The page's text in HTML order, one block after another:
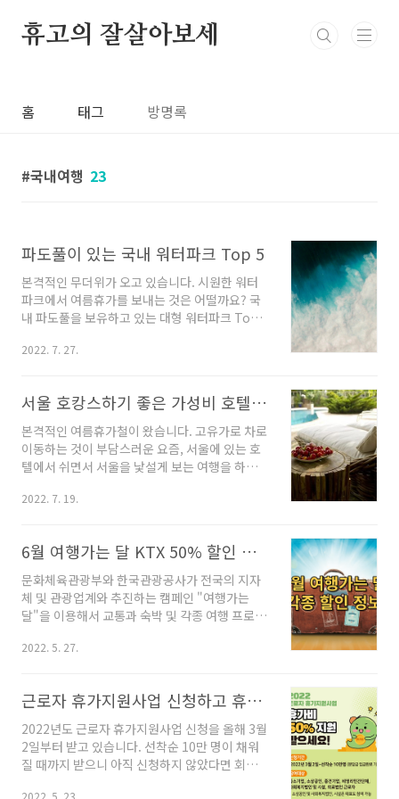
휴고의 잘살아보세
홈 태그 방명록
국내여행 23
파도풀이 있는 국내 워터파크 Top 5
본격적인 무더위가 오고 있습니다. 시원한 워터
파크에서 여름휴가를 보내는 것은 어떨까요? 국
내 파도풀을 보유하고 있는 대형 워터파크 Top 5
파크 이용 요금과 시간 등의 정보도 간략하게 정
안 베이 = 오션월드 = 롯데 워터파크 (2.4m) 국
내 워터파크에서 가장 큰 파도를 자랑하는 곳은
하이원 워터월드의 포세이돈 웨이브이며, 그다음
은 블루원 워터파크의 스톰 웨이브입니다. 그다
음으로 캐리비안 베이, 오션월드, 롯데 워터파크
는 모두 2.4m로 같은 높이의 파도풀을 보유하고
2022. 7. 27.
서울 호캉스하기 좋은 가성비 호텔 베스트 5
본격적인 여름휴가철이 왔습니다. 고유가로 차로
이동하는 것이 부담스러운 요즘, 서울에 있는 호
텔에서 쉬면서 서울을 낯설게 보는 여행을 하는
만 원 전후의 가격으로 가볍게 쉬면서 주변에 맛
성어로 호텔에서 휴가를 보내는 호캉스라는 신조
어가 이젠 더 이상 낯설지 않습니다. 수년 전 '호
캉스'라는 단어를 접했을 때만 해도 재정적으로
여유 있는 사람들의 사치 정도로 느껴졌지만 이
젠 오히려 합리적인 소비를 지향하는 층에서 안
락한 휴가를 보내기 위하는 방법으로 사랑받고
- 가솔린과 디젤, ..
2022. 7. 19.
6월 여행가는 달 KTX 50% 할인 포함 각종 할인정보
문화체육관광부와 한국관광공사가 전국의 지자
체 및 관광업계와 추진하는 캠페인 "여행가는
달"을 이용해서 교통과 숙박 및 각종 여행 프로그
대 50%까지 할인받을 수 있으니 6월 여행기회를
를 활성화시키자는 취지로 문화체육관광부와 한
국관광공사가 추진하는 캠페인입니다. 다양한 할
인 혜택이 있으니 모르고 넘어가기엔 아까운 프
로그램입니다. 6월 2일부터 6.30일까지 받을 수
있는 교통, 숙박, 여행 프로그램의 혜택을 알려드
립니다. 교통 철도, 렌터카, 항공을 아래와 같이
2022. 5. 27.
근로자 휴가지원사업 신청하고 휴가비 20만원 지원받기
2022년도 근로자 휴가지원사업 신청을 올해 3월
2일부터 받고 있습니다. 선착순 10만 명이 채워
질 때까지 받으니 아직 신청하지 않았다면 회사
2022. 5. 23.